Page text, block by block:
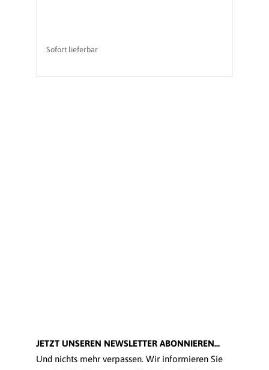
Sofort lieferbar
JETZT UNSEREN NEWSLETTER ABONNIEREN...
Und nichts mehr verpassen. Wir informieren Sie